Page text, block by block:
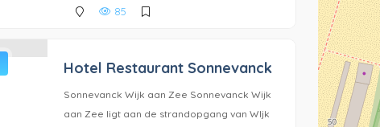
85
Hotel Restaurant Sonnevanck
Sonnevanck Wijk aan Zee Sonnevanck Wijk
aan Zee ligt aan de strandopgang van WIjk